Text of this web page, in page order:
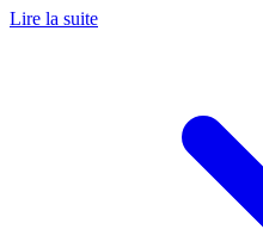
Lire la suite